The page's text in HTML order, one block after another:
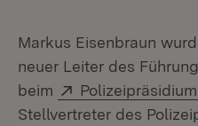
Markus Eisenbraun
neuer Leiter des
beim
Extern:
Stellvertreter des